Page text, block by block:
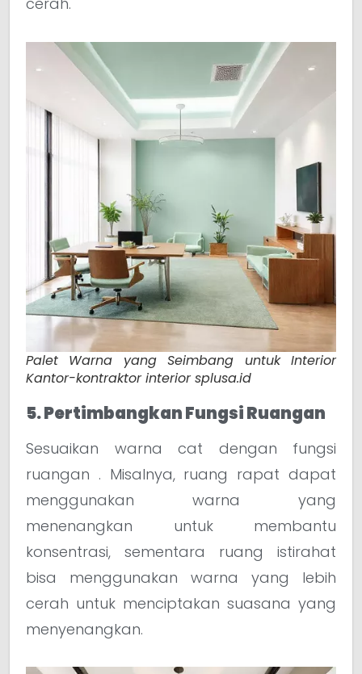
Palet Warna yang Seimbang untuk Interior
Kantor-kontraktor interior splusa.id
5. Pertimbangkan Fungsi Ruangan
Sesuaikan warna cat dengan fungsi
ruangan . Misalnya, ruang rapat dapat
menggunakan warna yang
menenangkan untuk membantu
konsentrasi, sementara ruang istirahat
bisa menggunakan warna yang lebih
cerah untuk menciptakan suasana yang
menyenangkan.